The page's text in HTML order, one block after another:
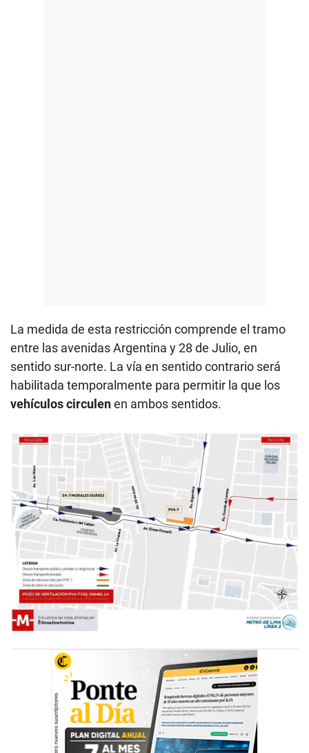
La medida de esta restricción comprende el tramo
entre las avenidas Argentina y 28 de Julio, en
sentido sur-norte. La vía en sentido contrario será
habilitada temporalmente para permitir la que los
vehículos circulenen ambos sentidos.